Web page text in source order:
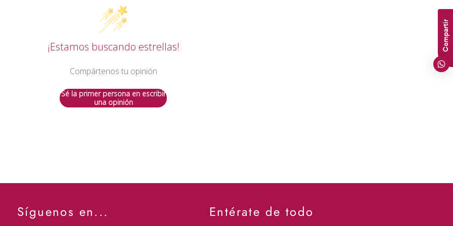
¡Estamos buscando estrellas!
Compártenos tu opinión
Sé la primer persona en escribir
una opinión
Síguenos en... Entérate de todo
Compartir